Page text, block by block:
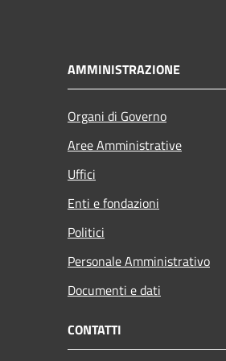
AMMINISTRAZIONE
Organi di Governo
Aree Amministrative
Uffici
Enti e fondazioni
Politici
Personale Amministrativo
Documenti e dati
CONTATTI